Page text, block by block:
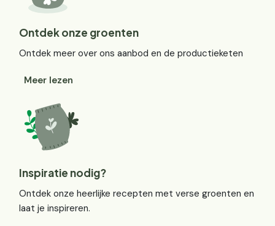
Ontdek onze groenten
Ontdek meer over ons aanbod en de productieketen
Meer lezen
Inspiratie nodig?
Ontdek onze heerlijke recepten met verse groenten en
laat je inspireren.